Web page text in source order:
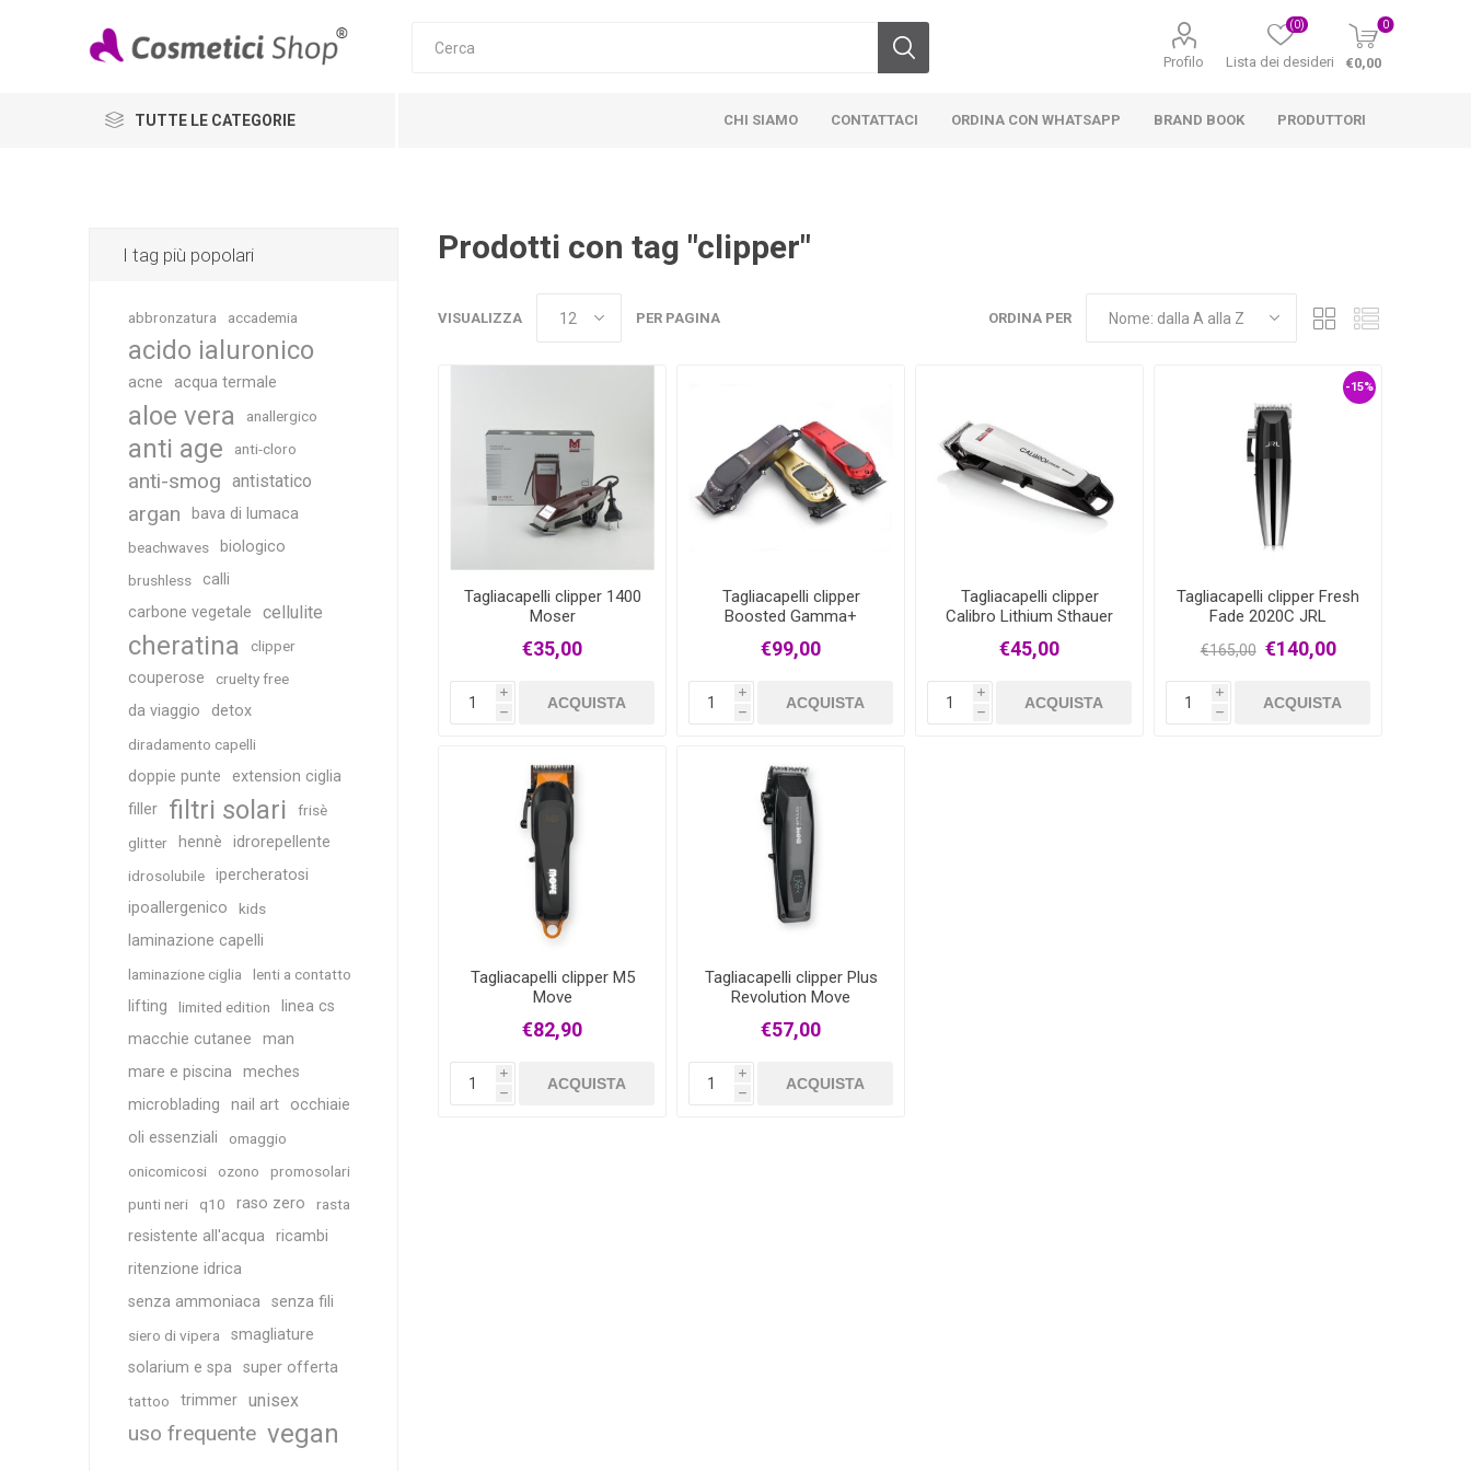
Profilo Lista dei desideri
(0) 0
€0,00
TUTTE LE CATEGORIE CHI SIAMO CONTATTACI ORDINA CON WHATSAPP BRAND BOOK PRODUTTORI
Prodotti con tag "clipper"
ORDINA PER
VISUALIZZA PER PAGINA
Tagliacapelli clipper 1400
Moser
€35,00
i
h
ACQUISTA
Tagliacapelli clipper
Boosted Gamma+
€99,00
i
h
ACQUISTA
Tagliacapelli clipper
Calibro Lithium Sthauer
€45,00
i
h
ACQUISTA
-15%
Tagliacapelli clipper Fresh
Fade 2020C JRL
€165,00 €140,00
i
h
ACQUISTA
Tagliacapelli clipper M5
Move
€82,90
i
h
ACQUISTA
Tagliacapelli clipper Plus
Revolution Move
€57,00
i
h
ACQUISTA
I tag più popolari
abbronzatura accademia
acido ialuronico
acne acqua termale
aloe vera anallergico
anti age anti-cloro
anti-smog antistatico
argan bava di lumaca
beachwaves biologico
brushless
calli
carbone vegetale
cellulite
cheratina clipper
couperose cruelty free
da viaggio detox
diradamento capelli
doppie punte
extension ciglia
filler
filtri solari
frisè
glitter
hennè idrorepellente
idrosolubile
ipercheratosi
ipoallergenico
kids
laminazione capelli
laminazione ciglia lenti a contatto
lifting limited edition
linea cs
macchie cutanee
man
mare e piscina
meches
microblading
nail art
occhiaie
oli essenziali
omaggio
onicomicosi
ozono
promosolari
punti neri
q10 raso zero rasta
resistente all'acqua
ricambi
ritenzione idrica
senza ammoniaca
senza fili
siero di vipera
smagliature
solarium e spa
super offerta
tattoo trimmer unisex
uso frequente vegan